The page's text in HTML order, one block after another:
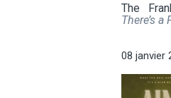
The
There’s a
08 janvier